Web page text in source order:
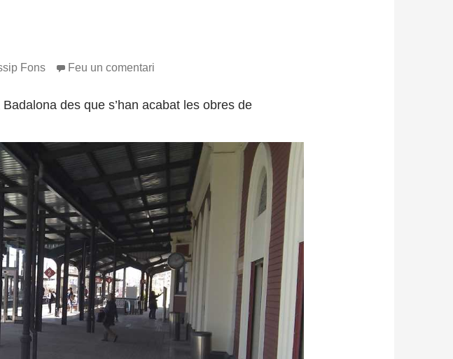
Fons Feu un comentari
des que s’han acabat les obres de